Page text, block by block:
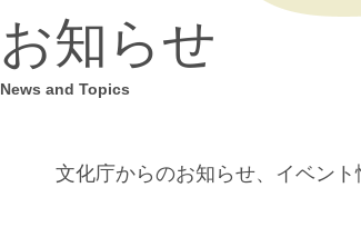
お知らせ
News and Topics
文化庁からのお知らせ、イベント